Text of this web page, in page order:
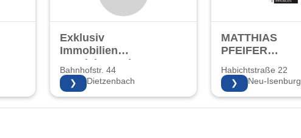
Exklusiv
Immobilien
Vertriebs GmbH
Bahnhofstr. 44
63128 Dietzenbach
❯
MATTHIAS
PFEIFER
Habichtstraße 22
63263 Neu-Isenburg
❯